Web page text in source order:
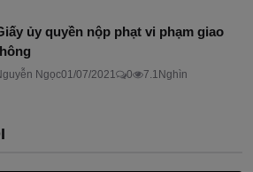
ủy quyền nộp phạt vi phạm giao
Ngọc01/07/2021 0 7.1Nghìn